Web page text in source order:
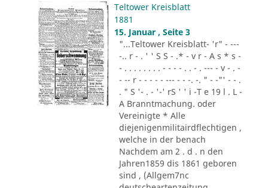
Teltower Kreisblatt
1881
15. Januar , Seite 3
"...Teltower Kreisblatt- 'r" - ---
-.. r - . ' ' S S - .* - v r - A s * s -
- . . . . . . . . - - - - . . - . --- - v - . -
- -- r - - - - - --- - - -. -. " - -"' - - .
. " S '- . - '-' rS ' ' i -T e 19 l . L -
A Branntmachung. oder
Vereinigte * Alle
diejenigenmilitairdflechtigen ,
welche in der benach
Nachdem am 2 . d . n den
Jahren1859 dis 1861 geboren
sind , (Allgem7nc